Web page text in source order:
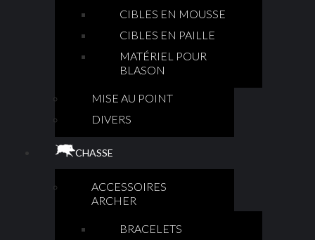
CIBLES EN MOUSSE
CIBLES EN PAILLE
MATÉRIEL POUR
BLASON
MISE AU POINT
DIVERS
CHASSE
ACCESSOIRES
ARCHER
BRACELETS